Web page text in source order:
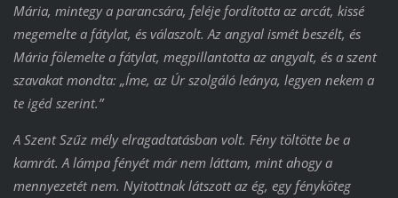
Mária, mintegy a parancsára, feléje fordította az arcát, kissé
megemelte a fátylat, és válaszolt. Az angyal ismét beszélt, és
Mária fölemelte a fátylat, megpillantotta az angyalt, és a szent
szavakat mondta: „Íme, az Úr szolgáló leánya, legyen nekem a
te igéd szerint.”
A Szent Szűz mély elragadtatásban volt. Fény töltötte be a
kamrát. A lámpa fényét már nem láttam, mint ahogy a
mennyezetét nem. Nyitottnak látszott az ég, egy fényköteg